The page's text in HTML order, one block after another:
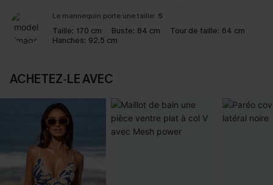
Le mannequin porte une taille: S
Taille: 170 cm Buste: 84 cm Tour de taille: 64 cm
Hanches: 92.5 cm
ACHETEZ‑LE AVEC